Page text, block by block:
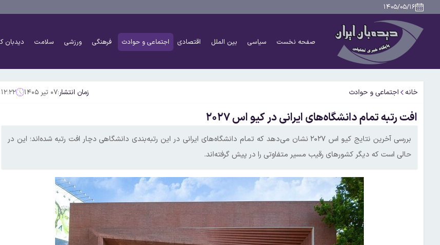
۱۴۰۵/۰۵/۱۶
صفحه نخست سیاسی بین الملل اقتصادی اجتماعی و حوادث فرهنگی ورزشی سلامت دیدبان
خانه اجتماعی و حوادث زمان انتشار:۰۷ تیر ۱۴۰۵ ۱۲:۲۲
افت رتبه تمام دانشگاه‌های ایرانی در کیو اس ۲۰۲۷
بررسی آخرین نتایج کیو اس ۲۰۲۷ نشان می‌دهد که تمام دانشگاه‌های ایرانی در این رتبه‌بندی دانشگاهی دچار افت رتبه شده‌اند؛ این در
حالی است که دیگر کشورهای رقیب مسیر متفاوتی را در پیش گرفته‌اند.